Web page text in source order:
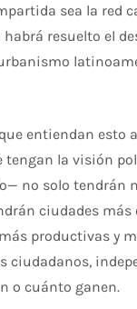
sea la red
resuelto el
entiendan esto
tengan la visión
no solo tendrán
ciudades
productivas y
ciudadanos,
o cuánto ganen.